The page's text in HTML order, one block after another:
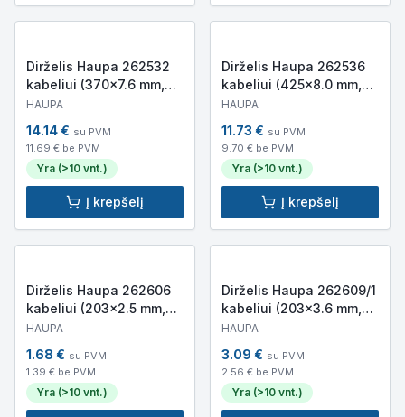
Dirželis Haupa 262532
kabeliui (370×7.6 mm,
baltas, 100 vnt.)
HAUPA
14.14€ su PVM
11.69 € be PVM
Yra (>10 vnt.)
Į krepšelį
Dirželis Haupa 262536
kabeliui (425×8.0 mm,
baltas, 50 vnt.)
HAUPA
11.73 € su PVM
9.70 € be PVM
Yra (>10 vnt.)
Į krepšelį
Dirželis Haupa 262606
kabeliui (203×2.5 mm,
juodas, 100 vnt.)
HAUPA
1.68 € su PVM
1.39 € be PVM
Yra (>10 vnt.)
Dirželis Haupa 262609/1
kabeliui (203×3.6 mm,
juodas, 100 vnt.)
HAUPA
3.09 € su PVM
2.56 € be PVM
Yra (>10 vnt.)